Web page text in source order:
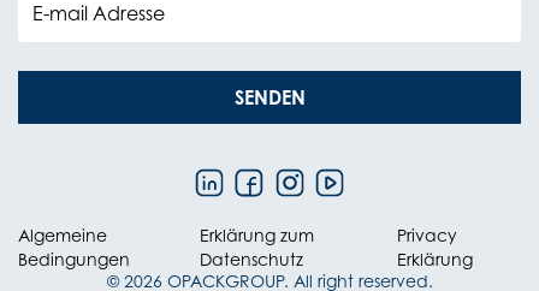
E-mail Adresse
SENDEN
© 2026 OPACKGROUP. All right reserved.
Algemeine
Bedingungen
Erklärung zum
Datenschutz
Privacy
Erklärung